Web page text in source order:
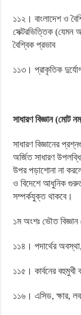
১১২। বাংলাদেশ ও
সেক্টরভিত্তিক (যেমন
বৈশ্বিক প্রভাব
১১৩। প্রাকৃতিক
সাধারণ বিজ্ঞান (মোট
সাধারণ বিজ্ঞানের
অর্জিত সাধারণ
উপর পড়াশোনা না
ও বিদেশে আধুনিক
সম্পর্কযুক্ত থাকবে।
১ম অংশঃ ভৌত
১১৪। পদার্থের
১১৫। কার্বনের বহুমুখী
১১৬। এসিড, ক্ষার,